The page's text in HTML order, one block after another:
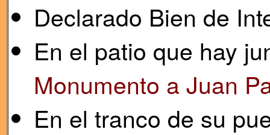
Declarado Bien de
En el patio que hay
Monumento a Juan
En el tranco de su